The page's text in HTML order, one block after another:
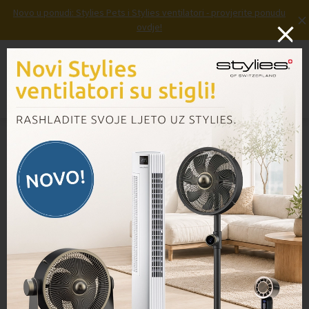
Novo u ponudi: Stylies Pets i Stylies ventilatori - provjerite ponudu
ovdje!
×
Prijava Košarica
Domov
/ Proizvodi / Baterija VB100